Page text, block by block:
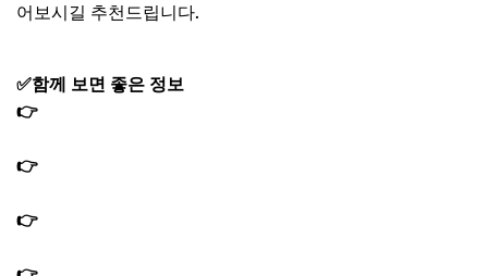
어보시길 추천드립니다.
✅함께 보면 좋은 정보
👉
👉
👉